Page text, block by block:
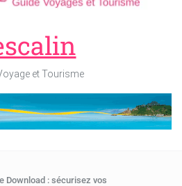
et Tourisme
Download : sécurisez vos